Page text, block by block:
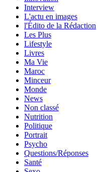
Interview
L'actu en images
l'Édito de la Rédaction
Les Plus
Lifestyle
Livres
Ma Vie
Maroc
Minceur
Monde
News
Non classé
Nutrition
Politique
Portrait
Psycho
Questions/Réponses
Santé